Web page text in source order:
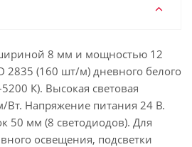
8 мм и мощностью 12
2835 (160 шт/м) дневного белого
К). Высокая световая
Вт. Напряжение питания 24 В.
50 мм (8 светодиодов). Для
освещения, подсветки